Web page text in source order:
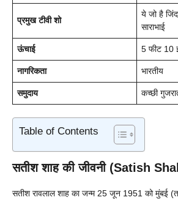
प्रमुख टीवी शो
ये जो है
साराभाई
ऊंचाई 5 फीट 10
नागरिकता भारतीय
समुदाय कच्छी
Table of Contents
सतीश शाह की जीवनी (Satish
सतीश रावलाल शाह का जन्म 25 जून 1951 को मुंबई